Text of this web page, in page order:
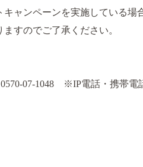
ャンペーンを実施している場
すのでご了承ください。
0570-07-1048 ※IP電話・携帯